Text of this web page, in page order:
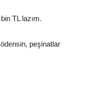
TL lazım.
peşinatlar